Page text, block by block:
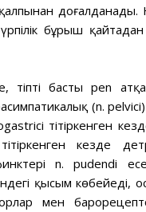
доғалданады.
бұрыш қайтадан
тіпті басты pen
(n.
тітіркенген
кезде
n. pudendi
қысым көбейеді,
мен